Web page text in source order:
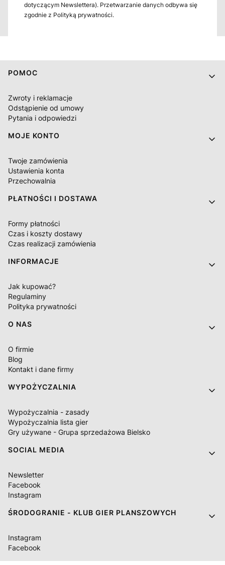
dotyczącym Newslettera). Przetwarzanie danych odbywa się
zgodnie z Polityką prywatności.
Linki w stopce
POMOC
Zwroty i reklamacje
Odstąpienie od umowy
Pytania i odpowiedzi
MOJE KONTO
Twoje zamówienia
Ustawienia konta
Przechowalnia
PŁATNOŚCI I DOSTAWA
Formy płatności
Czas i koszty dostawy
Czas realizacji zamówienia
INFORMACJE
Jak kupować?
Regulaminy
Polityka prywatności
O NAS
O firmie
Blog
Kontakt i dane firmy
WYPOŻYCZALNIA
Wypożyczalnia - zasady
Wypożyczalnia lista gier
Gry używane - Grupa sprzedażowa Bielsko
SOCIAL MEDIA
Newsletter
Facebook
Instagram
ŚRODOGRANIE - KLUB GIER PLANSZOWYCH
Instagram
Facebook